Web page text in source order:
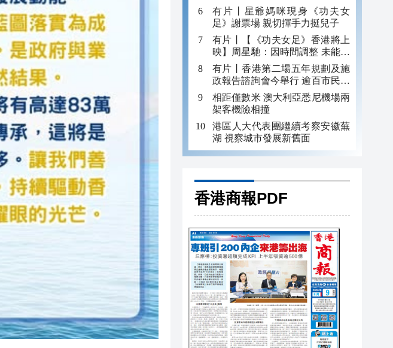
有片丨星爺媽咪現身《功夫女
足》謝票場 親切揮手力挺兒子
有片丨【《功夫女足》香港將上
映】周星馳：因時間調整 未能製
作粵語版 對此深表遺憾
有片丨香港第二場五年規劃及施
政報告諮詢會今舉行 逾百市民出
席
相距僅數米 澳大利亞悉尼機場兩
架客機險相撞
港區人大代表團繼續考察安徽蕪
湖 視察城市發展新舊面
香港商報PDF